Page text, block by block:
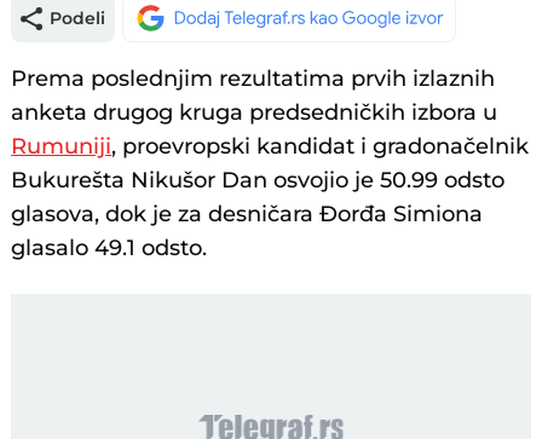
Podeli
Prema poslednjim rezultatima prvih izlaznih
anketa drugog kruga predsedničkih izbora u
Rumuniji, proevropski kandidat i gradonačelnik
Bukurešta Nikušor Dan osvojio je 50.99 odsto
glasova, dok je za desničara Đorđa Simiona
glasalo 49.1 odsto.